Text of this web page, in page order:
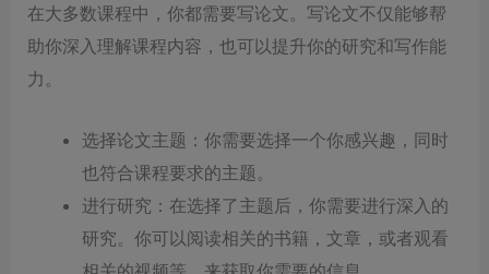
在大多数课程中，你都需要写论文。写论文不仅能够帮
助你深入理解课程内容，也可以提升你的研究和写作能
力。
选择论文主题：你需要选择一个你感兴趣，同时
也符合课程要求的主题。
进行研究：在选择了主题后，你需要进行深入的
研究。你可以阅读相关的书籍，文章，或者观看